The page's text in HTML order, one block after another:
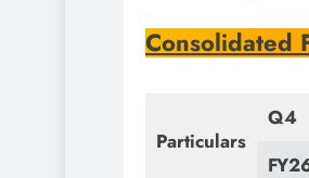
Consolidated
Particulars
Q4